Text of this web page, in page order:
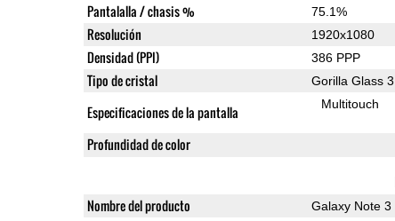
Pantalalla / chasis % 75.1%
Resolución 1920x1080
Densidad (PPI) 386 PPP
Tipo de cristal Gorilla Glass 3
Especificaciones de la pantalla Multitouch
Profundidad de color
Nombre del producto Galaxy Note 3